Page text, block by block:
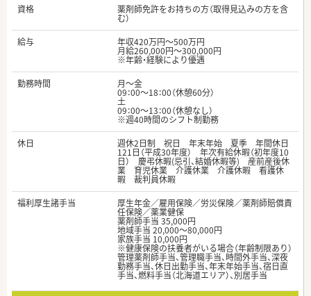
資格
薬剤師免許をお持ちの方（取得見込みの方を含
む）
給与
年収420万円～500万円
月給260,000円～300,000円
※年齢・経験により優遇
勤務時間
月～金
09：00～18：00（休憩60分）
土
09：00～13：00（休憩なし）
※週40時間のシフト制勤務
休日
週休2日制 祝日 年末年始 夏季 年間休日
121日（平成30年度） 年次有給休暇（初年度10
日） 慶弔休暇(忌引、結婚休暇等) 産前産後休
業 育児休業 介護休業 介護休暇 看護休
暇 裁判員休暇
福利厚生諸手当
厚生年金／雇用保険／労災保険／薬剤師賠償責
任保険／薬業健保
薬剤師手当 35,000円
地域手当 20,000～80,000円
家族手当 10,000円
※健康保険の扶養者がいる場合（年齢制限あり）
管理薬剤師手当、管理職手当、時間外手当、深夜
勤務手当、休日出勤手当、年末年始手当、宿日直
手当、燃料手当（北海道エリア）、別居手当